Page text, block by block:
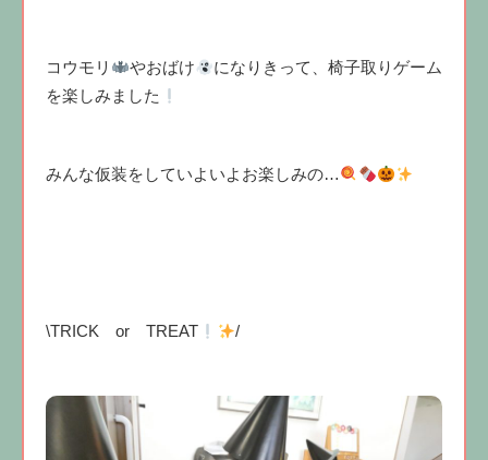
コウモリ やおばけ
になりきって、椅子取りゲーム
を楽しみました
みんな仮装をしていよいよお楽しみの…
\TRICK or TREAT /